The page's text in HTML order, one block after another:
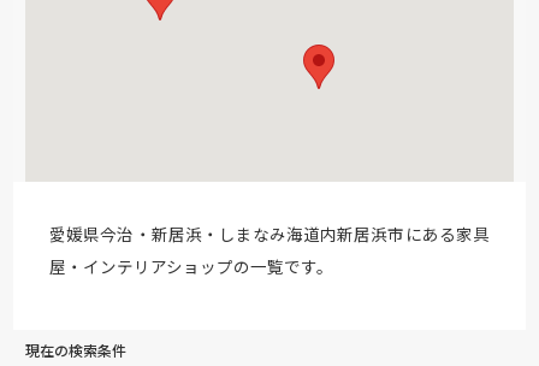
愛媛県今治・新居浜・しまなみ海道内新居浜市にある家具
屋・インテリアショップの一覧です。
現在の検索条件